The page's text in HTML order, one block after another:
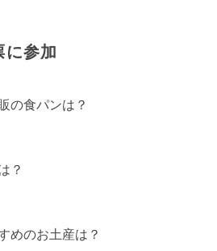
に参加
の食パンは？
？
めのお土産は？